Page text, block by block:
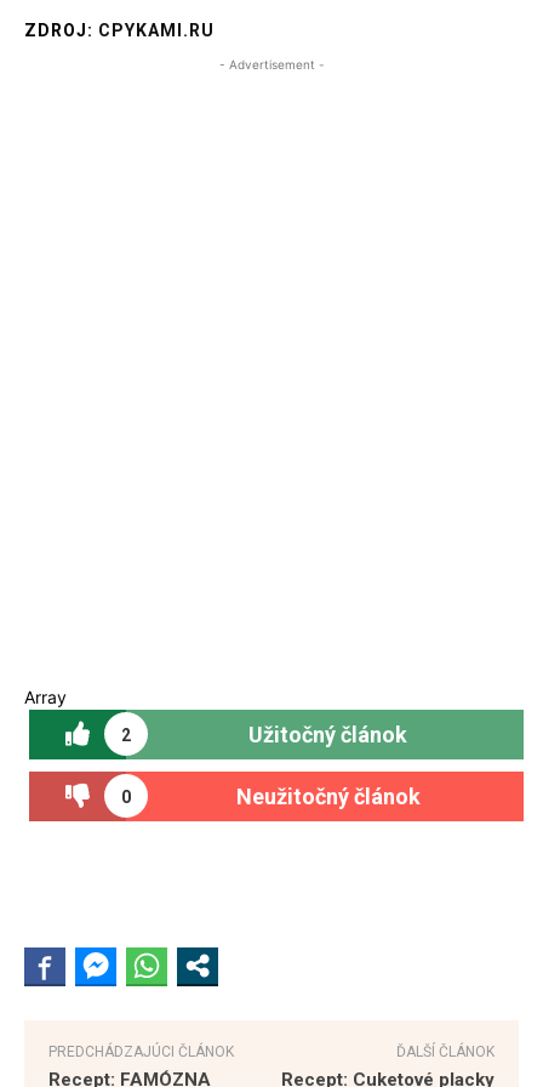
ZDROJ: CPYKAMI.RU
- Advertisement -
Array
2 Užitočný článok
0 Neužitočný článok
PREDCHÁDZAJÚCI ČLÁNOK
Recept: FAMÓZNA
ĎALŠÍ ČLÁNOK
Recept: Cuketové placky